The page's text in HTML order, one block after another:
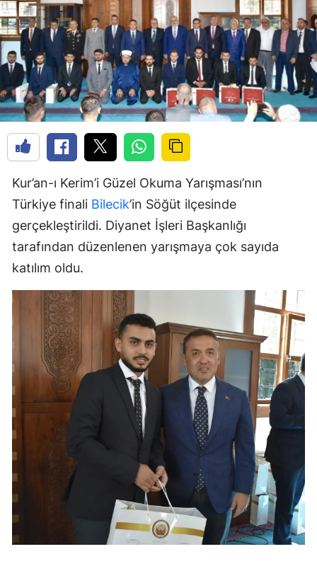
Kur’an-ı Kerim’i Güzel Okuma Yarışması’nın
Türkiye finali Bilecik’in Söğüt ilçesinde
gerçekleştirildi. Diyanet İşleri Başkanlığı
tarafından düzenlenen yarışmaya çok sayıda
katılım oldu.